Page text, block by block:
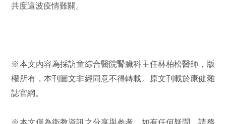
共度這波疫情難關。
※本文內容為採訪童綜合醫院腎臟科主任林柏松醫師，版
權所有，本刊圖文非經同意不得轉載。原文刊載於康健雜
誌官網。
※本文僅為衛教資訊之分享與参考，如有任何疑問，請務